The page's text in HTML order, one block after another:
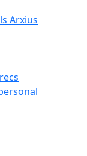
Arxius